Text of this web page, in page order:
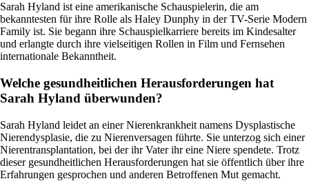
Sarah Hyland ist eine amerikanische Schauspielerin, die am
bekanntesten für ihre Rolle als Haley Dunphy in der TV-Serie Modern
Family ist. Sie begann ihre Schauspielkarriere bereits im Kindesalter
und erlangte durch ihre vielseitigen Rollen in Film und Fernsehen
internationale Bekanntheit.
Welche gesundheitlichen Herausforderungen hat
Sarah Hyland überwunden?
Sarah Hyland leidet an einer Nierenkrankheit namens Dysplastische
Nierendysplasie, die zu Nierenversagen führte. Sie unterzog sich einer
Nierentransplantation, bei der ihr Vater ihr eine Niere spendete. Trotz
dieser gesundheitlichen Herausforderungen hat sie öffentlich über ihre
Erfahrungen gesprochen und anderen Betroffenen Mut gemacht.